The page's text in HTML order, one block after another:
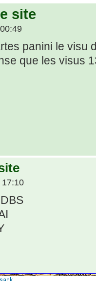
site
panini le visu
que les visus
17:10